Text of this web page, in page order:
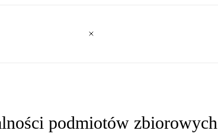
podmiotów zbiorowych